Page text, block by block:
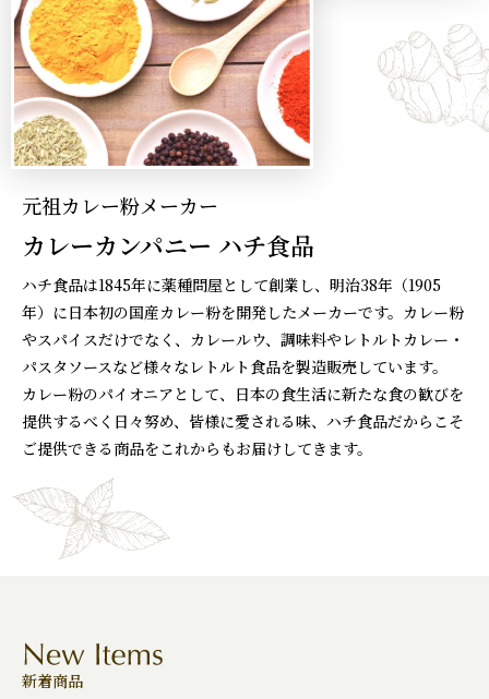
元祖カレー粉メーカー
カレーカンパニー ハチ食品
ハチ食品は1845年に薬種問屋として創業し、明治38年（1905
年）に日本初の国産カレー粉を開発したメーカーです。カレー粉
やスパイスだけでなく、カレールウ、調味料やレトルトカレー・
パスタソースなど様々なレトルト食品を製造販売しています。
カレー粉のパイオニアとして、日本の食生活に新たな食の歓びを
提供するべく日々努め、皆様に愛される味、ハチ食品だからこそ
ご提供できる商品をこれからもお届けしてきます。
新着商品